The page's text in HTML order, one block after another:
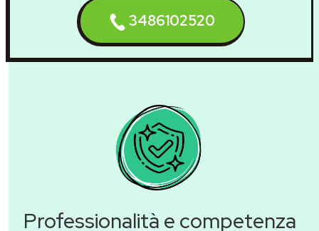
3486102520
Professionalità e competenza